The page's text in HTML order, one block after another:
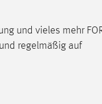
und vieles mehr
regelmäßig auf